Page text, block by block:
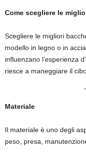
Come scegliere le
Scegliere le migliori
modello in legno o in
influenzano l’esperienza
riesce a maneggiare il
Materiale
Il materiale è uno degli
peso, presa,